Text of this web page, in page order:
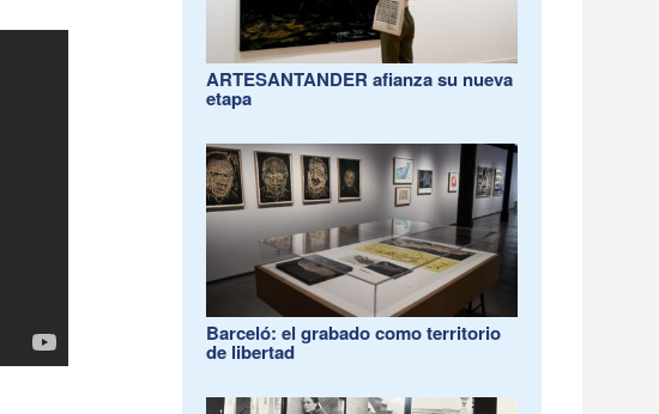
ARTESANTANDER afianza su nueva
etapa
Barceló: el grabado como territorio
de libertad